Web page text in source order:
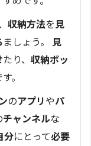
収納方法を見
ましょう。 見
たり、 収納ボッ
。
のアプリやパ
チャンネルな
分にとって必要